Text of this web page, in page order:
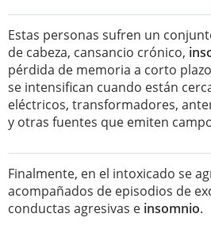
Estas personas sufren un
de cabeza, cansancio crónico,
pérdida de memoria a corto
se intensifican cuando están
eléctricos, transformadores,
y otras fuentes que emiten
Finalmente, en el intoxicado se
acompañados de episodios de
conductas agresivas e insomnio.